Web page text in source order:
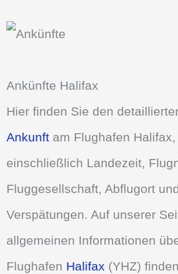
Ankünfte Halifax
Hier finden Sie den
Ankunft am Flughafen Halifax,
einschließlich Landezeit,
Fluggesellschaft, Abflugort
Verspätungen. Auf unserer
allgemeinen Informationen
Flughafen Halifax (YHZ)